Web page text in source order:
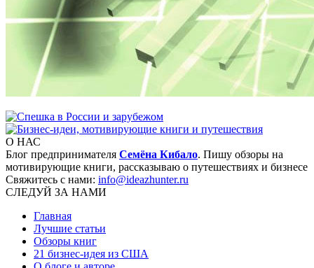
О НАС
Блог предпринимателя Семёна Кибало. Пишу обзоры на
мотивирующие книги, рассказываю о путешествиях и бизнесе
Свяжитесь с нами: info@ideazhunter.ru
СЛЕДУЙ ЗА НАМИ
Главная
Лучшие статьи
Обзоры книг
21 бизнес-идея из США